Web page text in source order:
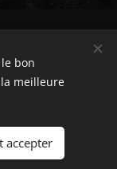
06 59 01 96 98
Cookies
bon
meilleure
accepter